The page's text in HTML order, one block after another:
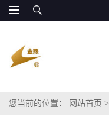
您当前的位置： 网站首页 >